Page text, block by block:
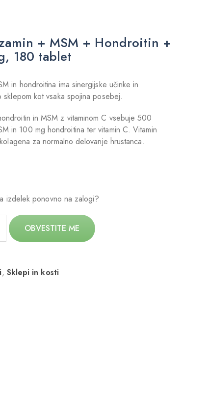
+ MSM + Hondroitin +
180 tablet
in hondroitina ima sinergijske učinke in
kot vsaka spojina posebej.
in MSM z vitaminom C vsebuje 500
in 100 mg hondroitina ter vitamin C. Vitamin
za normalno delovanje hrustanca.
izdelek ponovno na zalogi?
OBVESTITE ME
, Sklepi in kosti